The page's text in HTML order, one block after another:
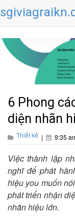
6 Phong
diện nhãn
Thiết kế | 9:35
Việc thành lập
nghĩ để phát
hiệu you muốn
phát triển nhận
nhãn hiệu lớn.